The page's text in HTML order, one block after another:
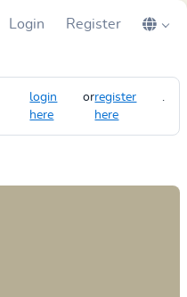
Login Register
login
here
orregister
here
.